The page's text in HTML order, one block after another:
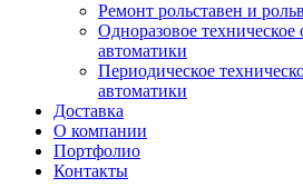
Ремонт рольставен и
Одноразовое
автоматики
Периодическое
автоматики
Доставка
О компании
Портфолио
Контакты